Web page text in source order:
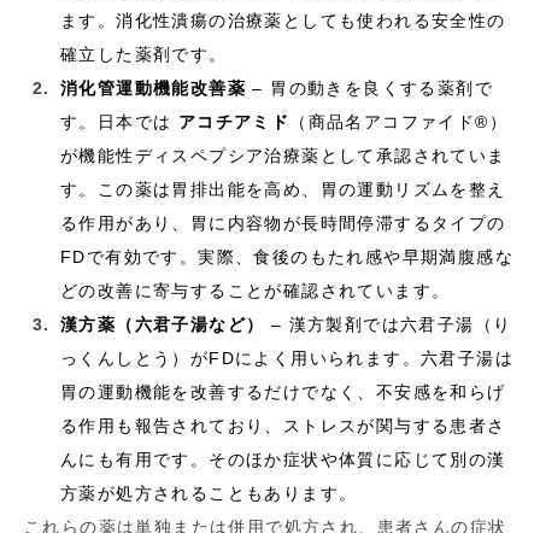
ます。消化性潰瘍の治療薬としても使われる安全性の
確立した薬剤です。
消化管運動機能改善薬 – 胃の動きを良くする薬剤で
す。日本では アコチアミド
（商品名アコファイド®）
が機能性ディスペプシア治療薬として承認されていま
す。この薬は胃排出能を高め、胃の運動リズムを整え
る作用があり、胃に内容物が長時間停滞するタイプの
FDで有効です。実際、食後のもたれ感や早期満腹感な
どの改善に寄与することが確認されています。
漢方薬（六君子湯など）
– 漢方製剤では六君子湯（り
っくんしとう）がFDによく用いられます。六君子湯は
胃の運動機能を改善するだけでなく、不安感を和らげ
る作用も報告されており、ストレスが関与する患者さ
んにも有用です。そのほか症状や体質に応じて別の漢
方薬が処方されることもあります。
これらの薬は単独または併用で処方され、患者さんの症状